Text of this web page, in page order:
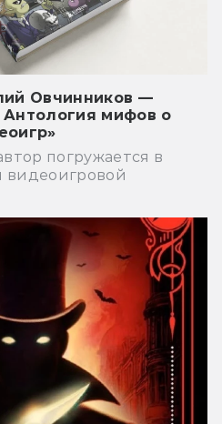
Овчинников —
Антология мифов о
погружается в
видеоигровой